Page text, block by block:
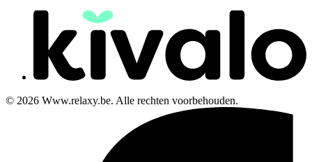
© 2026 Www.relaxy.be. Alle rechten voorbehouden.